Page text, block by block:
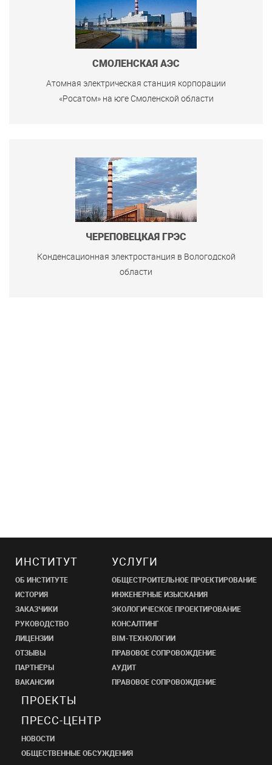
СМОЛЕНСКАЯ АЭС
Атомная электрическая станция корпорации
«Росатом» на юге Смоленской области
ЧЕРЕПОВЕЦКАЯ ГРЭС
Конденсационная электростанция в Вологодской
области
ИНСТИТУТ
ОБ ИНСТИТУТЕ
ИСТОРИЯ
ЗАКАЗЧИКИ
РУКОВОДСТВО
ЛИЦЕНЗИИ
ОТЗЫВЫ
ПАРТНЁРЫ
ВАКАНСИИ
УСЛУГИ
ОБЩЕСТРОИТЕЛЬНОЕ ПРОЕКТИРОВАНИЕ
ИНЖЕНЕРНЫЕ ИЗЫСКАНИЯ
ЭКОЛОГИЧЕСКОЕ ПРОЕКТИРОВАНИЕ
КОНСАЛТИНГ
BIM-ТЕХНОЛОГИИ
ПРАВОВОЕ СОПРОВОЖДЕНИЕ
АУДИТ
ПРАВОВОЕ СОПРОВОЖДЕНИЕ
ПРОЕКТЫ
ПРЕСС-ЦЕНТР
НОВОСТИ
ОБЩЕСТВЕННЫЕ ОБСУЖДЕНИЯ